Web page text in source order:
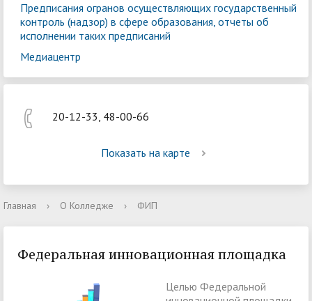
Предписания огранов осуществляющих государственный
контроль (надзор) в сфере образования, отчеты об
исполнении таких предписаний
Медиацентр
20-12-33, 48-00-66
Показать на карте
Главная › О Колледже › ФИП
Федеральная инновационная площадка
Целью Федеральной